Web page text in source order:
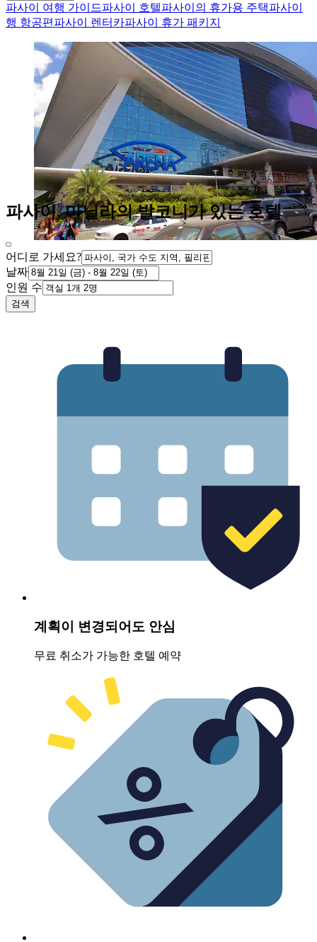
파사이 여행 가이드파사이 호텔파사이의 휴가용 주택파사이
행 항공편 파사이 렌터카파사이 휴가 패키지
파사이, 마닐라의 발코니가 있는 호텔
어디로 가세요?
날짜
인원 수
검색
계획이 변경되어도 안심
무료 취소가 가능한 호텔 예약